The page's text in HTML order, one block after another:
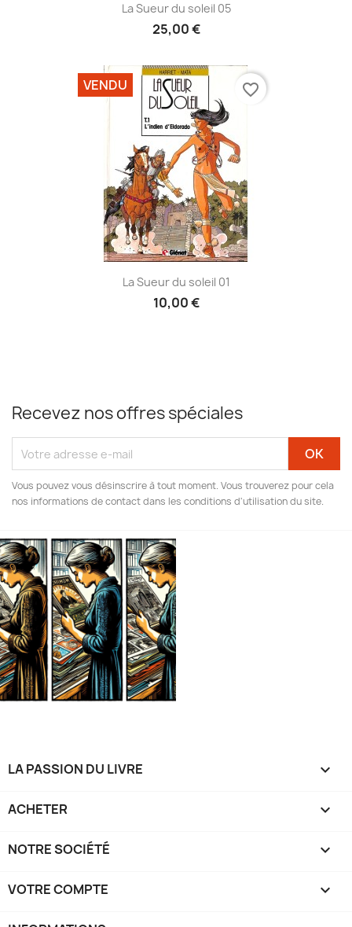
La Sueur du soleil 05
25,00 €
La Sueur du soleil 01
10,00 €
VENDU favorite_border
Recevez nos offres spéciales
Vous pouvez vous désinscrire à tout moment. Vous trouverez pour cela
nos informations de contact dans les conditions d'utilisation du site.
LA PASSION DU LIVRE 
ACHETER 
NOTRE SOCIÉTÉ 
VOTRE COMPTE 